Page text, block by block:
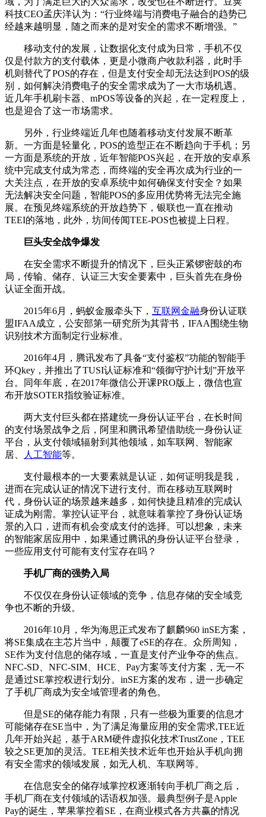
科技CEO孟庆洋认为：“行业终端与消费电子融合的趋势已
经越来越明显，随之而来的是对安全的需求不断增强。”
移动支付的发展，让数据化支付成为日常，手机不仅
仅是付款方的支付载体，更是小微商户收款利器，此时手
机则替代了POS的存在，但是支付安全却无法达到POS的级
别，如何解决消费电子的安全需求成为了一大市场机遇。
近几年手机刷卡器、mPOS等设备的兴起，在一定程度上，
也是迎合了这一市场需求。
另外，行业终端近几年也随着移动支付发展不断革
新。一方面是轻量化，POS的造型正在不断趋向于手机；另
一方面是系统的开放，近年智能POS兴起，在开放的安卓系
统中完成支付成为常态，而终端的安全再次成为行业的一
大关注点，在开放的安卓系统中如何确保支付安全？如果
无法解决安全问题，智能POS的多应用优势将无法完全施
展。在预见终端系统的开放趋势下，银联也一直在推动
TEEI的落地，此外，坊间传闻TEE-POS也被提上日程。
巨头安全战争爆发
在安全需求不断提升的情况下，巨头正紧锣密鼓的布
局，传输、储存、认证三大安全要素中，巨头首先在身份
认证全面开战。
2015年6月，蚂蚁金服牵头下， 互联网金融身份认证联
盟IFAA成立，公安部第一研究所为其背书，IFAA围绕生物
识别技术方面制定行业标准。
2016年4月，腾讯发布了具备“支付鉴权”功能的智能手
环Qkey，并推出了TUSI认证标准和“领御守护计划”开放平
台。同年年底，在2017年微信公开课PRO版上，微信也宣
布开放SOTER指纹验证标准。
两大支付巨头都在搭建统一身份认证平台，在长时间
的支付场景战争之后，阿里和腾讯希望借助统一身份认证
平台，从支付领域辐射到其他领域，如车联网、智能家
居、
人工智能等。
支付最根本的一大要素就是认证，如何证明我是我，
进而在完成认证的情况下进行支付。而在移动互联网时
代，身份认证的场景越来越多，如何快捷且精准的完成认
证成为刚需。掌控认证平台，就意味着掌控了身份认证场
景的入口，进而有机会变成支付的选择。可以想象，未来
的智能家居应用中，如果通过腾讯的身份认证平台登录，
一些应用支付可能有支付宝存在吗？
手机厂商的强势入局
不仅仅在身份认证领域的竞争，信息存储的安全域竞
争也不断的升级。
2016年10月，华为海思正式发布了麒麟960 inSE方案，
将SE集成在主芯片当中，颠覆了eSE的存在。众所周知，
SE作为支付信息的储存域，一直是支付产业争夺的焦点。
NFC-SD、NFC-SIM、HCE、Pay方案等支付方案，无一不
是通过SE掌控权进行划分。inSE方案的发布，进一步确定
了手机厂商成为安全域管理者的角色。
但是SE的储存能力有限，只有一些极为重要的信息才
可能储存在SE当中，为了满足海量应用的安全需求,TEE近
几年开始兴起，基于ARM硬件虚拟化技术TrustZone，TEE
较之SE更加的灵活。TEE相关技术近年也开始从手机向拥
有安全需求的领域发展，如无人机、车联网等。
在信息安全的储存域掌控权逐渐转向手机厂商之后，
手机厂商在支付领域的话语权加强。最典型例子是Apple
Pay的诞生，苹果掌控着SE，在商业模式各方共赢的情况